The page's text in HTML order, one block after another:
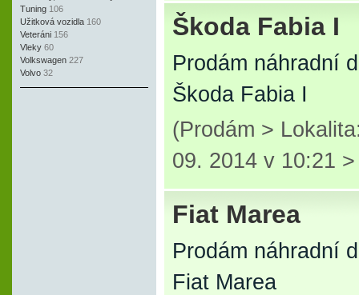
Tuning 106
Užitková vozidla 160
Veteráni 156
Vleky 60
Volkswagen 227
Volvo 32
Škoda Fabia I
Prodám náhradní
Škoda Fabia I
(Prodám >
09. 2014 v 10:21
Fiat Marea
Prodám náhradní
Fiat Marea